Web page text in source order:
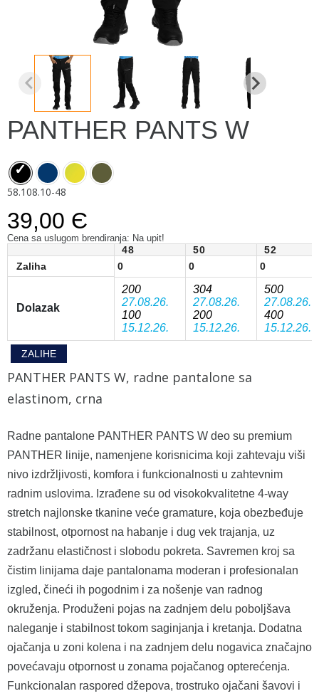
PANTHER PANTS W
58.108.10-48
39,00 Є
Cena sa uslugom brendiranja: Na upit!
48 50
52
Zaliha
0 0 0
Dolazak
200
27.08.26.
100
15.12.26.
304
27.08.26.
200
15.12.26.
500
27.08.26.
400
15.12.26.
ZALIHE
PANTHER PANTS W, radne pantalone sa
elastinom, crna
Radne pantalone PANTHER PANTS W deo su premium
PANTHER linije, namenjene korisnicima koji zahtevaju viši
nivo izdržljivosti, komfora i funkcionalnosti u zahtevnim
radnim uslovima. Izrađene su od visokokvalitetne 4-way
stretch najlonske tkanine veće gramature, koja obezbeđuje
stabilnost, otpornost na habanje i dug vek trajanja, uz
zadržanu elastičnost i slobodu pokreta. Savremen kroj sa
čistim linijama daje pantalonama moderan i profesionalan
izgled, čineći ih pogodnim i za nošenje van radnog
okruženja. Produženi pojas na zadnjem delu poboljšava
naleganje i stabilnost tokom saginjanja i kretanja. Dodatna
ojačanja u zoni kolena i na zadnjem delu nogavica značajno
povećavaju otpornost u zonama pojačanog opterećenja.
Funkcionalan raspored džepova, trostruko ojačani šavovi i